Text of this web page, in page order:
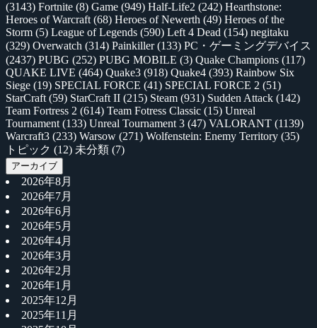
(3143) Fortnite (8) Game (949) Half-Life2 (242) Hearthstone:
Heroes of Warcraft (68) Heroes of Newerth (49) Heroes of the
Storm (5) League of Legends (590) Left 4 Dead (154) negitaku
(329) Overwatch (314) Painkiller(133) PC・ゲーミングデバイス
(2437) PUBG (252) PUBG MOBILE (3) Quake Champions (117)
QUAKE LIVE (464) Quake3 (918) Quake4 (393) Rainbow Six
Siege (19) SPECIAL FORCE (41) SPECIAL FORCE 2 (51)
StarCraft (59) StarCraft II (215) Steam (931) Sudden Attack (142)
Team Fortress 2 (614) Team Fotress Classic (15) Unreal
Tournament (133) Unreal Tournament 3 (47) VALORANT (1139)
Warcraft3 (233) Warsow (271) Wolfenstein: Enemy Territory (35)
トピック (12) 未分類 (7)
アーカイブ
2026年8月
2026年7月
2026年6月
2026年5月
2026年4月
2026年3月
2026年2月
2026年1月
2025年12月
2025年11月